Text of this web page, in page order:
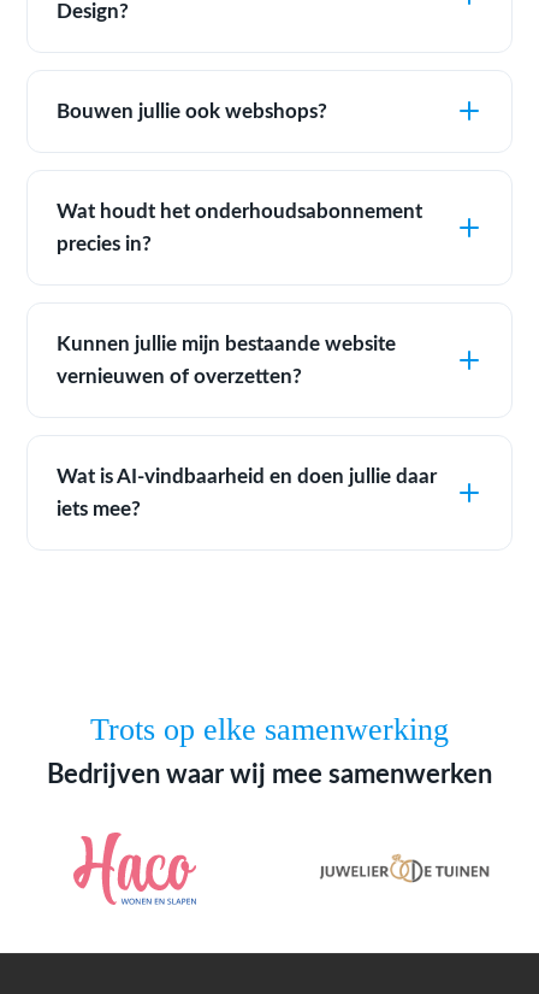
Design?
Bouwen jullie ook webshops?
Wat houdt het onderhoudsabonnement
precies in?
Kunnen jullie mijn bestaande website
vernieuwen of overzetten?
Wat is AI-vindbaarheid en doen jullie daar
iets mee?
Trots op elke samenwerking
Bedrijven waar wij mee samenwerken